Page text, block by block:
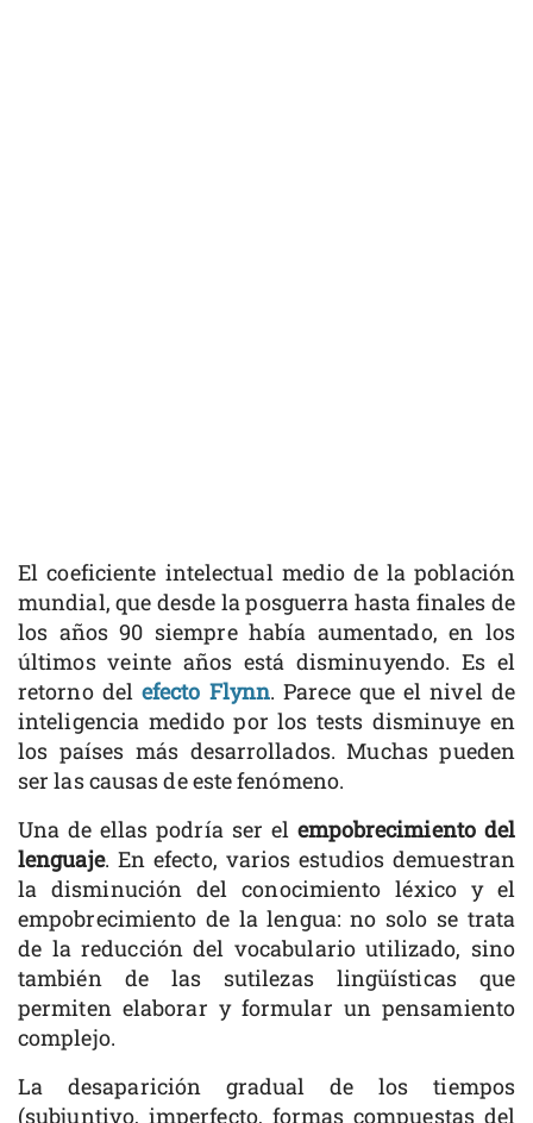
El coeficiente intelectual medio de la población
mundial, que desde la posguerra hasta finales de
los años 90 siempre había aumentado, en los
últimos veinte años está disminuyendo. Es el
retorno del efecto Flynn. Parece que el nivel de
inteligencia medido por los tests disminuye en
los países más desarrollados. Muchas pueden
ser las causas de este fenómeno.
Una de ellas podría ser el empobrecimiento del
lenguaje. En efecto, varios estudios demuestran
la disminución del conocimiento léxico y el
empobrecimiento de la lengua: no solo se trata
de la reducción del vocabulario utilizado, sino
también de las sutilezas lingüísticas que
permiten elaborar y formular un pensamiento
complejo.
La desaparición gradual de los tiempos
(subjuntivo, imperfecto, formas compuestas del